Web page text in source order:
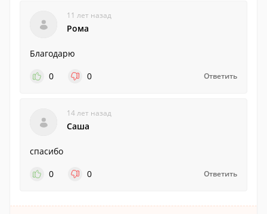
11 лет назад
Рома
Благодарю
0
0 Ответить
14 лет назад
Саша
спасибо
0
0 Ответить